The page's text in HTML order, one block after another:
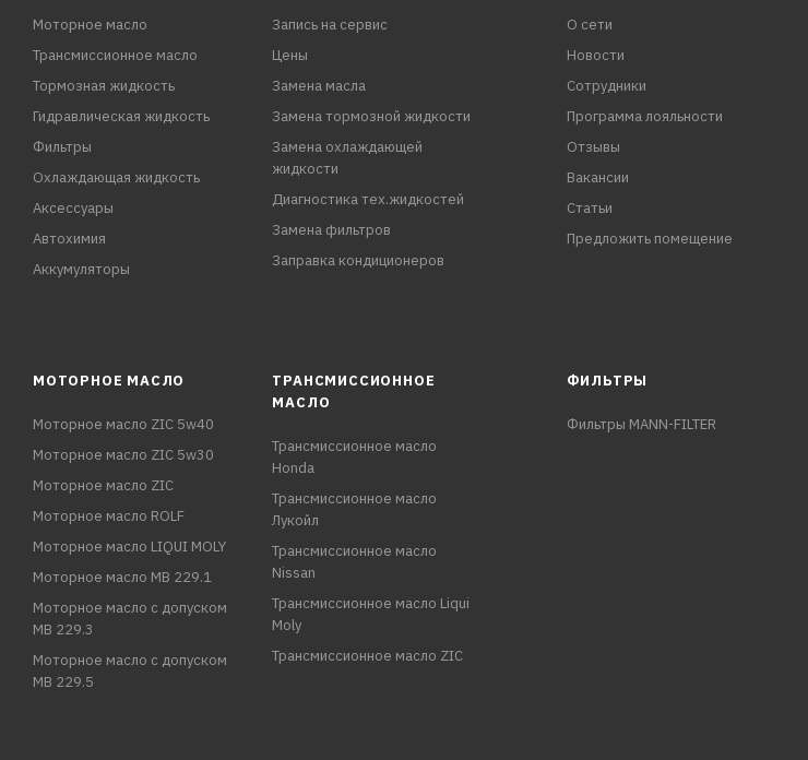
Моторное масло
Трансмиссионное масло
Тормозная жидкость
Гидравлическая жидкость
Фильтры
Охлаждающая жидкость
Аксессуары
Автохимия
Аккумуляторы
Запись на сервис
Цены
Замена масла
Замена тормозной жидкости
Замена охлаждающей
жидкости
Диагностика тех.жидкостей
Замена фильтров
Заправка кондиционеров
О сети
Новости
Сотрудники
Программа лояльности
Отзывы
Вакансии
Статьи
Предложить помещение
МОТОРНОЕ МАСЛО
Моторное масло ZIC 5w40
Моторное масло ZIC 5w30
Моторное масло ZIC
Моторное масло ROLF
Моторное масло LIQUI MOLY
Моторное масло MB 229.1
Моторное масло с допуском
MB 229.3
Моторное масло с допуском
MB 229.5
ТРАНСМИССИОННОЕ
МАСЛО
Трансмиссионное масло
Honda
Трансмиссионное масло
Лукойл
Трансмиссионное масло
Nissan
Трансмиссионное масло Liqui
Moly
Трансмиссионное масло ZIC
ФИЛЬТРЫ
Фильтры MANN-FILTER